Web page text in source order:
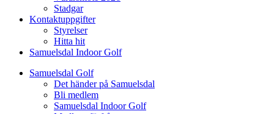
Stadgar
Kontaktuppgifter
Styrelser
Hitta hit
Samuelsdal Indoor Golf
Samuelsdal Golf
Det händer på Samuelsdal
Bli medlem
Samuelsdal Indoor Golf